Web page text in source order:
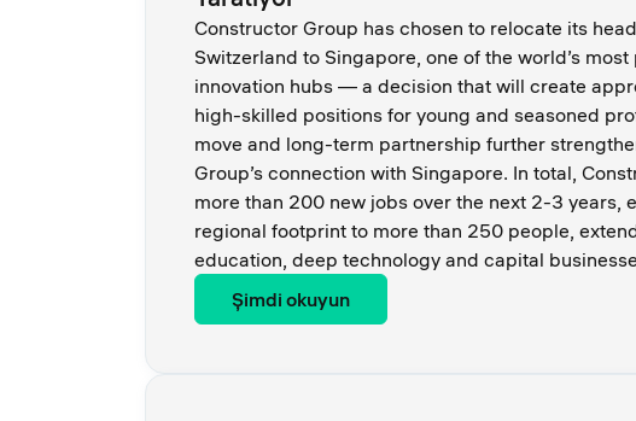
Constructor Group has chosen to relocate its
Switzerland to Singapore, one of the world’s
innovation hubs — a decision that will create
high-skilled positions for young and seasoned
move and long-term partnership further
Group’s connection with Singapore. In total,
more than 200 new jobs over the next 2-3 years,
regional footprint to more than 250 people,
education, deep technology and capital
Şimdi okuyun